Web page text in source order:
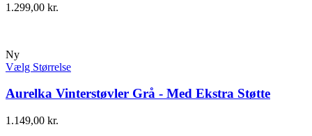
1.299,00 kr.
Ny
Vælg Størrelse
Aurelka Vinterstøvler Grå - Med Ekstra Støtte
1.149,00 kr.